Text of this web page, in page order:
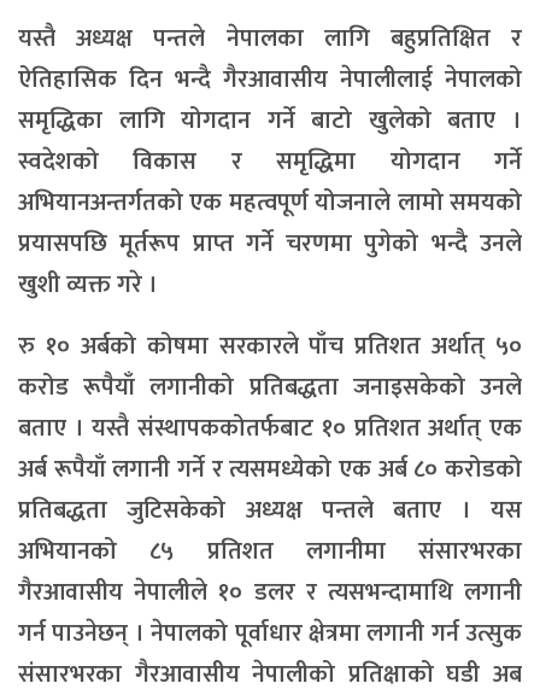
यस्तै अध्यक्ष पन्तले नेपालका लागि बहुप्रतिक्षित र
ऐतिहासिक दिन भन्दै गैरआवासीय नेपालीलाई नेपालको
समृद्धिका लागि योगदान गर्ने बाटो खुलेको बताए ।
स्वदेशको विकास र समृद्धिमा योगदान गर्ने
अभियानअन्तर्गतको एक महत्वपूर्ण योजनाले लामो समयको
प्रयासपछि मूर्तरूप प्राप्त गर्ने चरणमा पुगेको भन्दै उनले
खुशी व्यक्त गरे ।
रु १० अर्बको कोषमा सरकारले पाँच प्रतिशत अर्थात् ५०
करोड रूपैयाँ लगानीको प्रतिबद्धता जनाइसकेको उनले
बताए । यस्तै संस्थापककोतर्फबाट १० प्रतिशत अर्थात् एक
अर्ब रूपैयाँ लगानी गर्ने र त्यसमध्येको एक अर्ब ८० करोडको
प्रतिबद्धता जुटिसकेको अध्यक्ष पन्तले बताए । यस
अभियानको ८५ प्रतिशत लगानीमा संसारभरका
गैरआवासीय नेपालीले १० डलर र त्यसभन्दामाथि लगानी
गर्न पाउनेछन् । नेपालको पूर्वाधार क्षेत्रमा लगानी गर्न उत्सुक
संसारभरका गैरआवासीय नेपालीको प्रतिक्षाको घडी अब